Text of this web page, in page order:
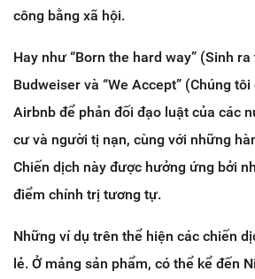
công bằng xã hội.
Hay như “Born the hard way” (Sinh
Budweiser và “We Accept” (Chúng
Airbnb để phản đối đạo luật của các
cư và người tị nạn, cùng với những
Chiến dịch này được hưởng ứng bởi
điểm chính trị tương tự.
Những ví dụ trên thể hiện các chiến
lẻ. Ở mảng sản phẩm, có thể kể đến